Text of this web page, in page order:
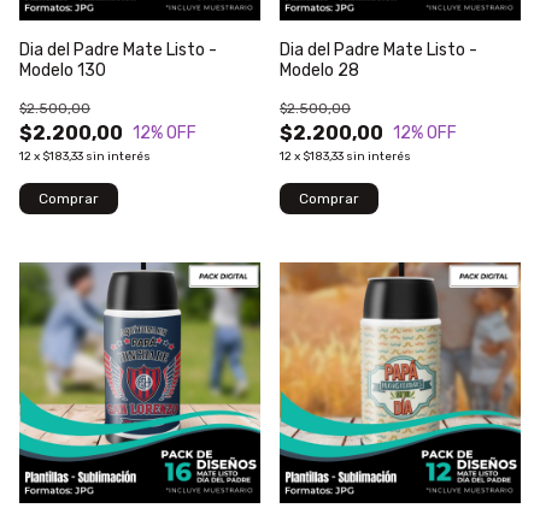
Dia del Padre Mate Listo -
Modelo 130
$2.200,00
$2.500,00
12% OFF
12x $183,33 sin interés
Dia del Padre Mate Listo -
Modelo 28
$2.200,00
$2.500,00
12% OFF
12x $183,33 sin interés